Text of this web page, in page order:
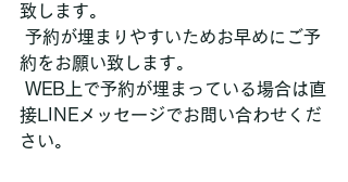
致します。
約をお願い致します。
接LINEメッセージでお問い合わせくだ
さい。